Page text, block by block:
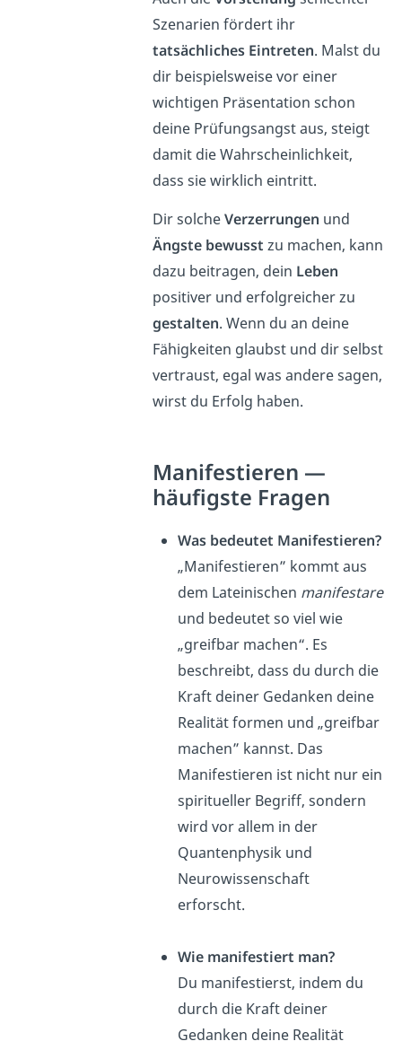
Szenarien fördert ihr
tatsächliches Eintreten. Malst du
dir beispielsweise vor einer
wichtigen Präsentation schon
deine Prüfungsangst aus, steigt
damit die Wahrscheinlichkeit,
dass sie wirklich eintritt.
Dir solcheVerzerrungen und
Ängste bewusst zu machen, kann
dazu beitragen, dein Leben
positiver und erfolgreicher zu
gestalten. Wenn du an deine
Fähigkeiten glaubst und dir selbst
vertraust, egal was andere sagen,
wirst du Erfolg haben.
Manifestieren —
häufigste Fragen
Was bedeutet Manifestieren?
„Manifestieren” kommt aus
dem Lateinischen manifestare
und bedeutet so viel wie
„greifbar machen“. Es
beschreibt, dass du durch die
Kraft deiner Gedanken deine
Realität formen und „greifbar
machen” kannst. Das
Manifestieren ist nicht nur ein
spiritueller Begriff, sondern
wird vor allem in der
Quantenphysik und
Neurowissenschaft
erforscht.
Wie manifestiert man?
Du manifestierst, indem du
durch die Kraft deiner
Gedanken deine Realität